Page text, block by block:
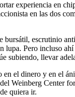
experiencia en
en las dos
bursátil, escrutinio
lupa. Pero incluso
subiendo, llevar
el dinero y en el
Weinberg Center
quiera ir.